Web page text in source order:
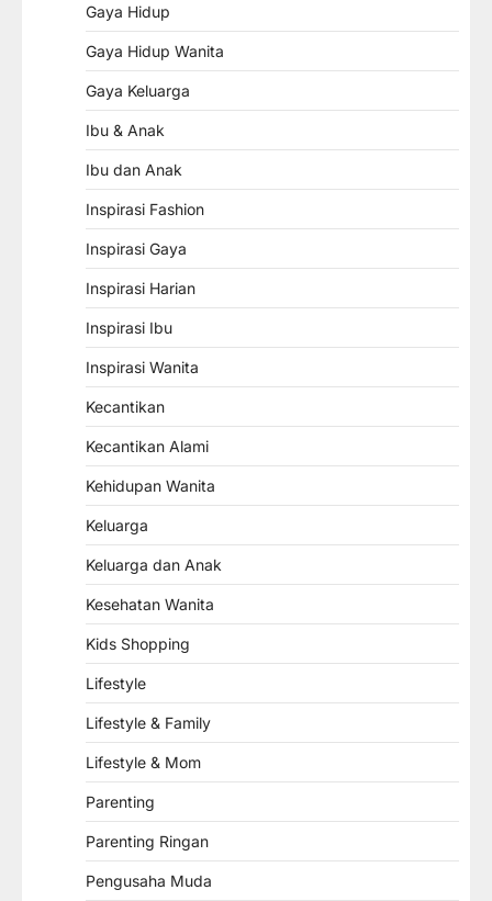
Gaya Hidup
Gaya Hidup Wanita
Gaya Keluarga
Ibu & Anak
Ibu dan Anak
Inspirasi Fashion
Inspirasi Gaya
Inspirasi Harian
Inspirasi Ibu
Inspirasi Wanita
Kecantikan
Kecantikan Alami
Kehidupan Wanita
Keluarga
Keluarga dan Anak
Kesehatan Wanita
Kids Shopping
Lifestyle
Lifestyle & Family
Lifestyle & Mom
Parenting
Parenting Ringan
Pengusaha Muda